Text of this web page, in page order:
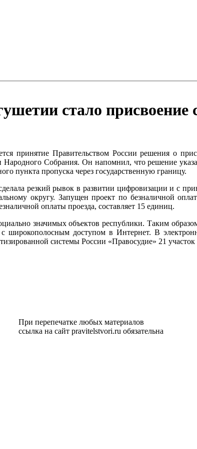
стало присвоение
принятие Правительством России решения о
Собрания. Он напомнил, что решение
пункта пропуска через государственную границу.
резкий рывок в развитии цифровизации и с
округу. Запущен проект по безналичной
оплаты проезда, составляет 15 единиц.
значимых объектов республики. Таким
широкополосным доступом в Интернет. В
системы России «Правосудие» 21
При перепечатке любых материалов
ссылка на сайт pravitelstvori.ru обязательна